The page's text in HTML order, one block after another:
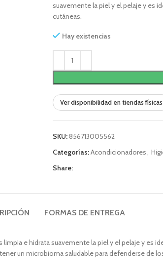
suavemente la piel y el pelaje y es
cutáneas.
Hay existencias
Ver disponibilidad en tiendas físicas
SKU:856713005562
Categorías:Acondicionadores,
Share:
FORMAS DE ENTREGA
e hidrata suavemente la piel y el pelaje y es
un microbioma saludable para defenderse de